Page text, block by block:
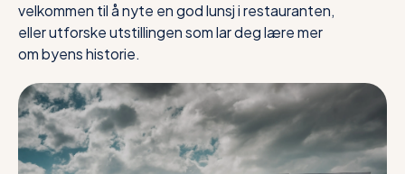
velkommen til å nyte en god lunsj i restauranten,
eller utforske utstillingen som lar deg lære mer
om byens historie.